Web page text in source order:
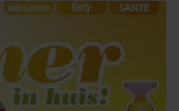
van hun services. U
als u onze website blijft